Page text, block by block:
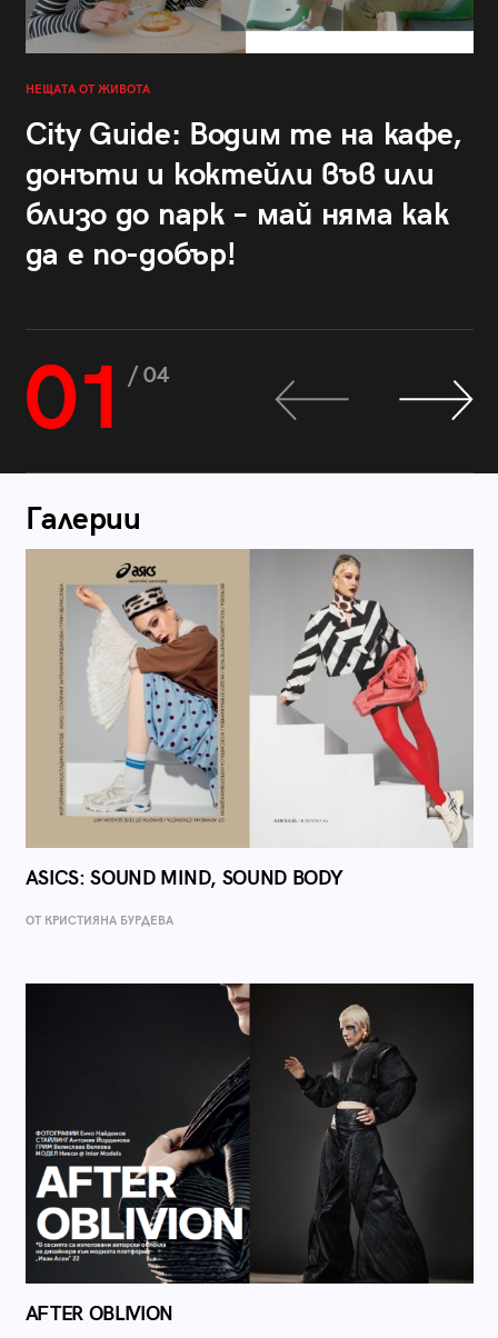
НЕЩАТА ОТ ЖИВОТА
City Guide: Водим те на кафе,
донъти и коктейли във или
близо до парк – май няма как
да е по-добър!
01 / 04
Галерии
ASICS: SOUND MIND, SOUND BODY
ОТ КРИСТИЯНА БУРДЕВА
AFTER OBLIVION